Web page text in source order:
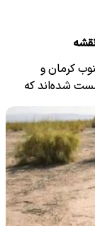
کرمان و
شده‌اند که